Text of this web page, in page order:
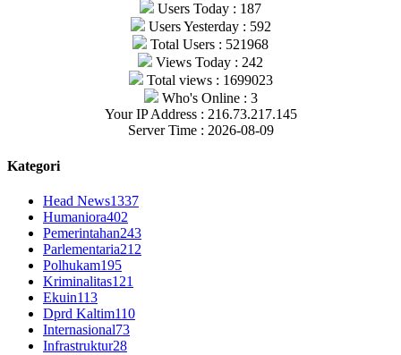
Users Today : 187
Users Yesterday : 592
Total Users : 521968
Views Today : 242
Total views : 1699023
Who's Online : 3
Your IP Address : 216.73.217.145
Server Time : 2026-08-09
Kategori
Head News1337
Humaniora402
Pemerintahan243
Parlementaria212
Polhukam195
Kriminalitas121
Ekuin113
Dprd Kaltim110
Internasional73
Infrastruktur28